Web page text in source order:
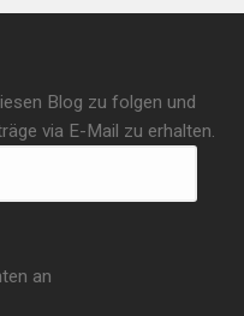
Blog zu folgen und
via E-Mail zu erhalten.
an